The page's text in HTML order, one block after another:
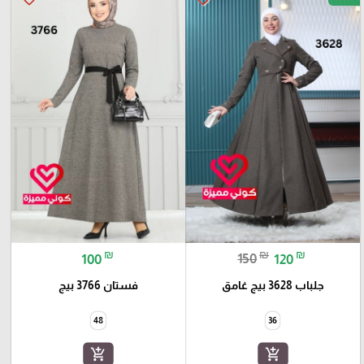
150₪ 120 ₪
جلباب 3628 بيج غامق
36
add_shopping_cart
100 ₪
فستان 3766 بيج
48
add_shopping_cart